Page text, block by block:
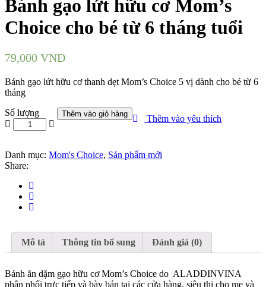
Bánh gạo lứt hữu cơ Mom’s
Choice cho bé từ 6 tháng tuổi
79,000 VNĐ
Bánh gạo lứt hữu cơ thanh dẹt Mom’s Choice 5 vị dành cho bé từ 6
tháng
Số lượng
Thêm vào giỏ hàng Thêm vào yêu thích
Danh mục: Mom's Choice, Sản phẩm mới
Share:
Mô tả Thông tin bổ sung Đánh giá (0)
Bánh ăn dặm gạo hữu cơ Mom’s Choice do ALADDINVINA
phân phối trực tiếp và bày bán tại các cửa hàng, siêu thị cho mẹ và